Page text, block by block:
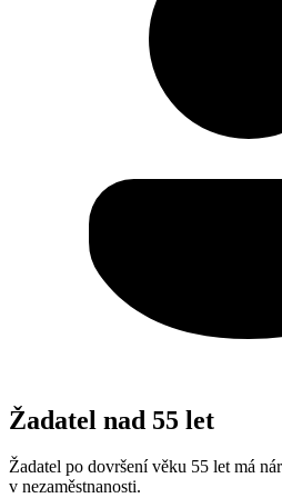
Žadatel nad 55 let
Žadatel po dovršení věku 55 let má
v nezaměstnanosti.